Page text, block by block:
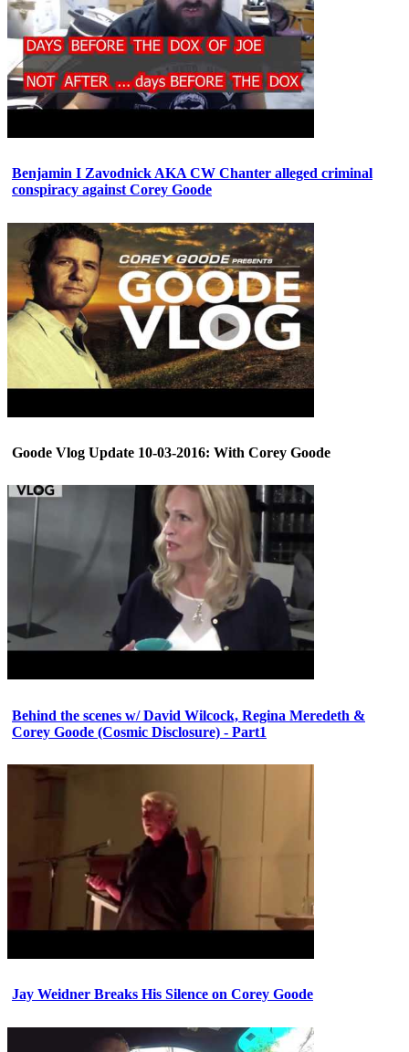
Benjamin I Zavodnick AKA CW Chanter alleged criminal
conspiracy against Corey Goode
Goode Vlog Update 10-03-2016: With Corey Goode
Behind the scenes w/ David Wilcock, Regina Meredeth &
Corey Goode (Cosmic Disclosure) - Part1
Jay Weidner Breaks His Silence on Corey Goode